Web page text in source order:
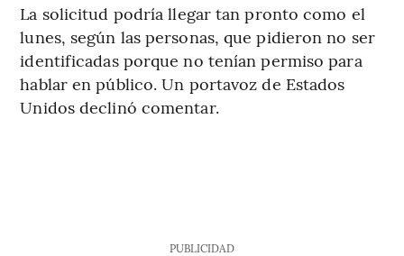
La solicitud podría llegar tan pronto como el
lunes, según las personas, que pidieron no ser
identificadas porque no tenían permiso para
hablar en público. Un portavoz de Estados
Unidos declinó comentar.
PUBLICIDAD